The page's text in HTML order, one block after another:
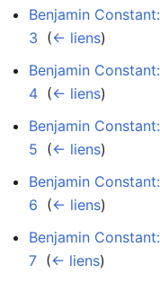
Benjamin
3 (← liens)
Benjamin
4 (← liens)
Benjamin
5 (← liens)
Benjamin
6 (← liens)
Benjamin
7 (← liens)